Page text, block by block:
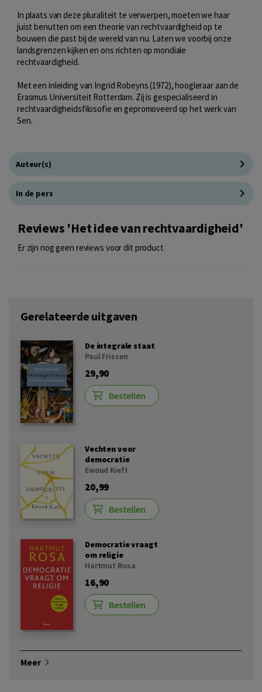
In plaats van deze pluraliteit te verwerpen, moeten we haar
juist benutten om een theorie van rechtvaardigheid op te
bouwen die past bij de wereld van nu. Laten we voorbij onze
landsgrenzen kijken en ons richten op mondiale
rechtvaardigheid.
Met een inleiding van Ingrid Robeyns (1972), hoogleraar aan de
Erasmus Universiteit Rotterdam. Zij is gespecialiseerd in
rechtvaardigheidsfilosofie en gepromoveerd op het werk van
Sen.
Auteur(s)
In de pers
Reviews 'Het idee van rechtvaardigheid'
Er zijn nog geen reviews voor dit product
Gerelateerde uitgaven
De integrale staat
Paul Frissen
29,90
Bestellen
Vechten voor
democratie
Ewoud Kieft
20,99
Bestellen
Democratie vraagt
om religie
Hartmut Rosa
16,90
Bestellen
Meer